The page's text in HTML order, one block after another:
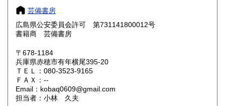
奈良県 185円 和歌山県
岡山県 185円
山口県 185円
芸備書房
広島県公安委員会許可 第731141800012号
書籍商 芸備書房
〒678-1184
兵庫県赤穂市有年横尾395-20
ＴＥＬ：080-3523-9165
ＦＡＸ：--
Email：kobaq0609@gmail.com
担当者：小林 久夫